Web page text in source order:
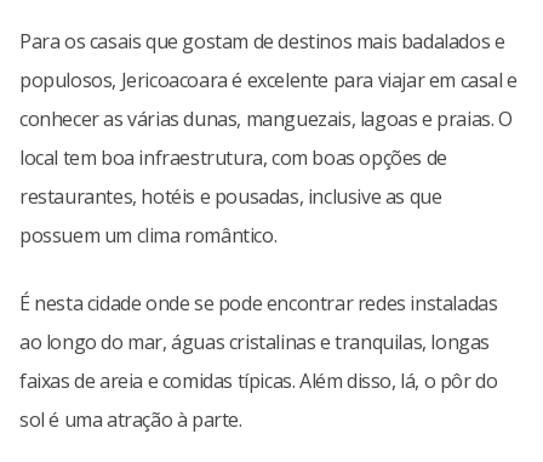
Para os casais que gostam de destinos mais badalados e
populosos, Jericoacoara é excelente para viajar em casal e
conhecer as várias dunas, manguezais, lagoas e praias. O
local tem boa infraestrutura, com boas opções de
restaurantes, hotéis e pousadas, inclusive as que
possuem um clima romântico.
É nesta cidade onde se pode encontrar redes instaladas
ao longo do mar, águas cristalinas e tranquilas, longas
faixas de areia e comidas típicas. Além disso, lá, o pôr do
sol é uma atração à parte.